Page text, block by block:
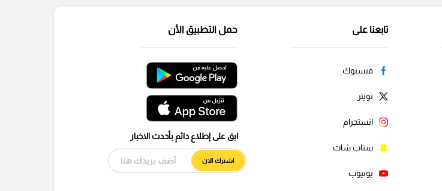
تابعنا على
فيسبوك
تويتر
انستجرام
سناب شات
يوتيوب
حمل التطبيق الأن
ابق على إطلاع دائم بأحدث الاخبار
اشترك الان